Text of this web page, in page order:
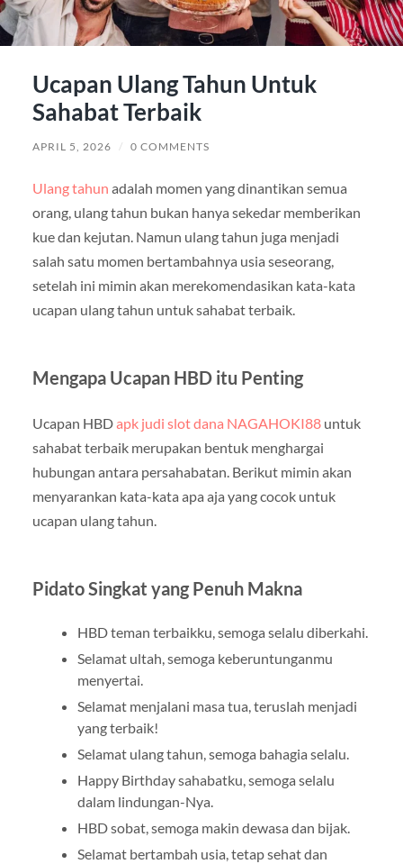
Ucapan Ulang Tahun Untuk
Sahabat Terbaik
APRIL 5, 2026 / 0 COMMENTS
Ulang tahun adalah momen yang dinantikan semua
orang, ulang tahun bukan hanya sekedar memberikan
kue dan kejutan. Namun ulang tahun juga menjadi
salah satu momen bertambahnya usia seseorang,
setelah ini mimin akan merekomendasikan kata-kata
ucapan ulang tahun untuk sahabat terbaik.
Mengapa Ucapan HBD itu Penting
Ucapan HBDapk judi slot dana NAGAHOKI88untuk
sahabat terbaik merupakan bentuk menghargai
hubungan antara persahabatan. Berikut mimin akan
menyarankan kata-kata apa aja yang cocok untuk
ucapan ulang tahun.
Pidato Singkat yang Penuh Makna
HBD teman terbaikku, semoga selalu diberkahi.
Selamat ultah, semoga keberuntunganmu
menyertai.
Selamat menjalani masa tua, teruslah menjadi
yang terbaik!
Selamat ulang tahun, semoga bahagia selalu.
Happy Birthday sahabatku, semoga selalu
dalam lindungan-Nya.
HBD sobat, semoga makin dewasa dan bijak.
Selamat bertambah usia, tetap sehat dan